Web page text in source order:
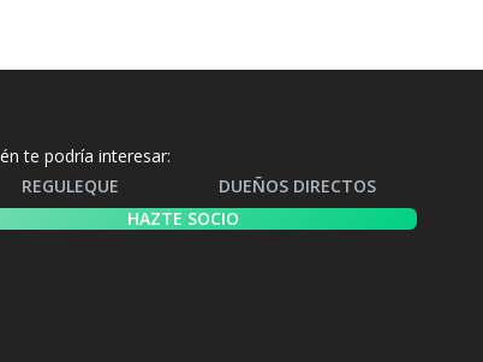
te podría interesar:
REGULEQUE
DUEÑOS DIRECTOS
HAZTE SOCIO